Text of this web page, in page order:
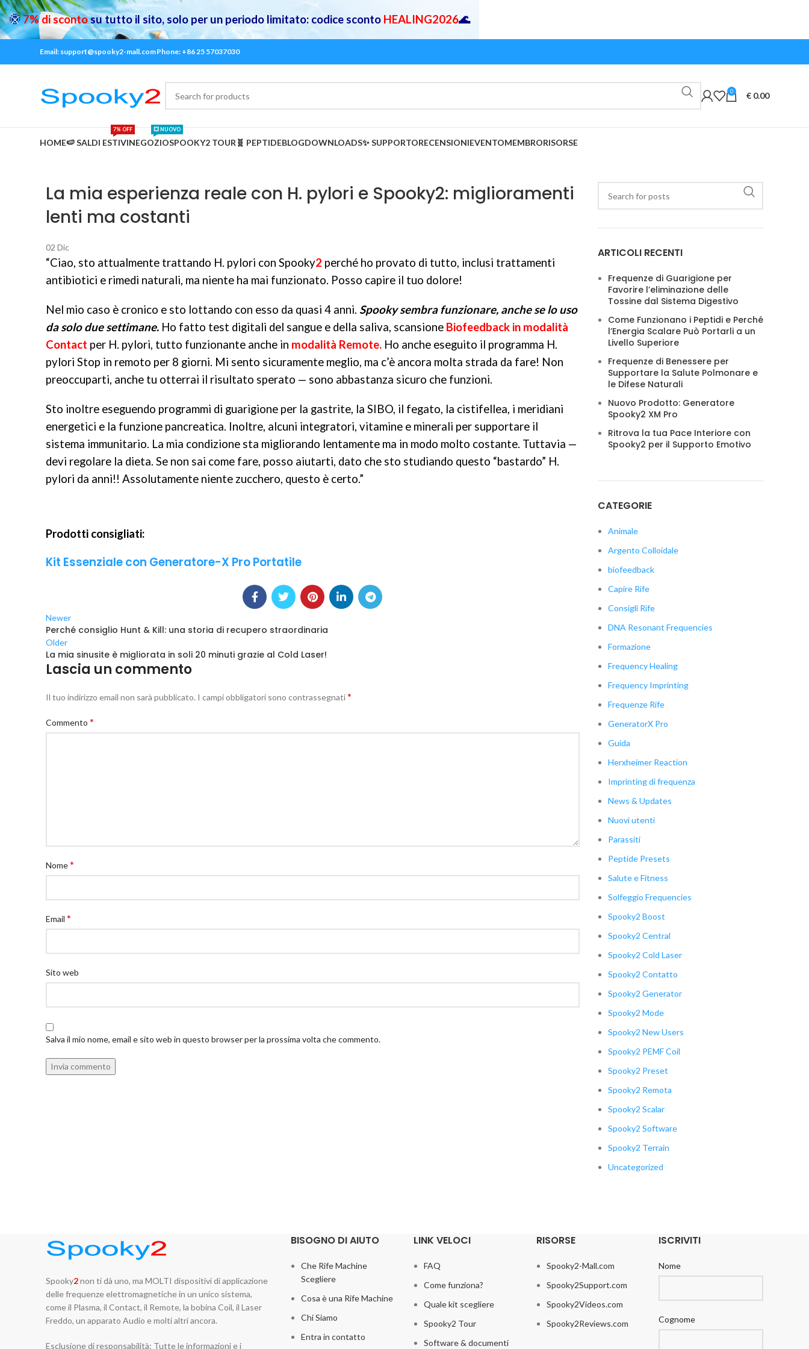
Email: support@spooky2-mall.comPhone: +86 25 57037030
0 € 0.00
HOME🍉 SALDI ESTIVI
7% OFF
NEGOZIO
💥 NUOVO
SPOOKY2 TOUR 🧬 PEPTIDEBLOGDOWNLOADS✨ SUPPORTORECENSIONIEVENTOMEMBRORISORSE
La mia esperienza reale con H. pylori e Spooky2: miglioramenti
lenti ma costanti
02 Dic
“Ciao, sto attualmente trattando H. pylori con Spooky2 perché ho provato di tutto, inclusi trattamenti
antibiotici e rimedi naturali, ma niente ha mai funzionato. Posso capire il tuo dolore!
Nel mio caso è cronico e sto lottando con esso da quasi 4 anni. Spooky sembra funzionare, anche se lo uso
da solo due settimane. Ho fatto test digitali del sangue e della saliva, scansione Biofeedback in modalità
Contact per H. pylori, tutto funzionante anche in modalità Remote. Ho anche eseguito il programma H.
pylori Stop in remoto per 8 giorni. Mi sento sicuramente meglio, ma c’è ancora molta strada da fare! Non
preoccuparti, anche tu otterrai il risultato sperato — sono abbastanza sicuro che funzioni.
Sto inoltre eseguendo programmi di guarigione per la gastrite, la SIBO, il fegato, la cistifellea, i meridiani
energetici e la funzione pancreatica. Inoltre, alcuni integratori, vitamine e minerali per supportare il
sistema immunitario. La mia condizione sta migliorando lentamente ma in modo molto costante. Tuttavia —
devi regolare la dieta. Se non sai come fare, posso aiutarti, dato che sto studiando questo “bastardo” H.
pylori da anni!! Assolutamente niente zucchero, questo è certo.”
Prodotti consigliati:
Kit Essenziale con Generatore-X Pro Portatile
Newer
Perché consiglio Hunt & Kill: una storia di recupero straordinaria
Older
La mia sinusite è migliorata in soli 20 minuti grazie al Cold Laser!
Lascia un commento
Il tuo indirizzo email non sarà pubblicato. I campi obbligatori sono contrassegnati*
Commento *
Nome*
Email *
Sito web
Salva il mio nome, email e sito web in questo browser per la prossima volta che commento.
ARTICOLI RECENTI
Frequenze di Guarigione per
Favorire l’eliminazione delle
Tossine dal Sistema Digestivo
Come Funzionano i Peptidi e Perché
l’Energia Scalare Può Portarli a un
Livello Superiore
Frequenze di Benessere per
Supportare la Salute Polmonare e
le Difese Naturali
Nuovo Prodotto: Generatore
Spooky2 XM Pro
Ritrova la tua Pace Interiore con
Spooky2 per il Supporto Emotivo
CATEGORIE
Animale
Argento Colloidale
biofeedback
Capire Rife
Consigli Rife
DNA Resonant Frequencies
Formazione
Frequency Healing
Frequency Imprinting
Frequenze Rife
GeneratorX Pro
Guida
Herxheimer Reaction
Imprinting di frequenza
News & Updates
Nuovi utenti
Parassiti
Peptide Presets
Salute e Fitness
Solfeggio Frequencies
Spooky2 Boost
Spooky2 Central
Spooky2 Cold Laser
Spooky2 Contatto
Spooky2 Generator
Spooky2 Mode
Spooky2 New Users
Spooky2 PEMF Coil
Spooky2 Preset
Spooky2 Remota
Spooky2 Scalar
Spooky2 Software
Spooky2 Terrain
Uncategorized
Spooky2non ti dà uno, ma MOLTI dispositivi di applicazione
delle frequenze elettromagnetiche in un unico sistema,
come il Plasma, il Contact, il Remote, la bobina Coil, il Laser
Freddo, un apparato Audio e molti altri ancora.
Esclusione di responsabilità: Tutte le informazioni e i
BISOGNO DI AIUTO
Che Rife Machine
Scegliere
Cosa è una Rife Machine
Chi Siamo
Entra in contatto
LINK VELOCI
FAQ
Come funziona?
Quale kit scegliere
Spooky2 Tour
Software & documenti
RISORSE
Spooky2-Mall.com
Spooky2Support.com
Spooky2Videos.com
Spooky2Reviews.com
ISCRIVITI
Nome
Cognome
🌞7% di scontosu tutto il sito, solo per un periodo limitato: codice sconto HEALING2026🌊